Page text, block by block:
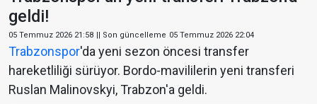
geldi!
05 Temmuz 2026 21:58 || Son güncelleme 05 Temmuz 2026 22:04
Trabzonspor'da yeni sezon öncesi transfer
hareketliliği sürüyor. Bordo-mavililerin yeni transferi
Ruslan Malinovskyi, Trabzon'a geldi.